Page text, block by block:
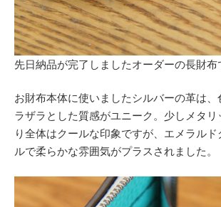
先日納品が完了しましたオーダーの長財布
お財布本体に使いましたシルバーの革は
ラザラとした質感がユニーク。少しメタリ
り全体はクールな印象ですが、エメラル
ルで柔らかな雰囲気がプラスされました。